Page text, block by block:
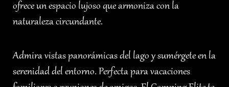
ofrece un espacio lujoso que armoniza con la
naturaleza circundante.
Admira vistas panorámicas del lago y sumérgete en la
serenidad del entorno. Perfecta para vacaciones